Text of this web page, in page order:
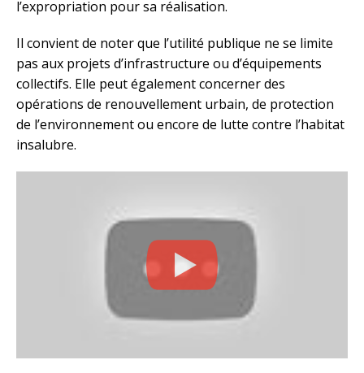
l’expropriation pour sa réalisation.
Il convient de noter que l’utilité publique ne se limite
pas aux projets d’infrastructure ou d’équipements
collectifs. Elle peut également concerner des
opérations de renouvellement urbain, de protection
de l’environnement ou encore de lutte contre l’habitat
insalubre.